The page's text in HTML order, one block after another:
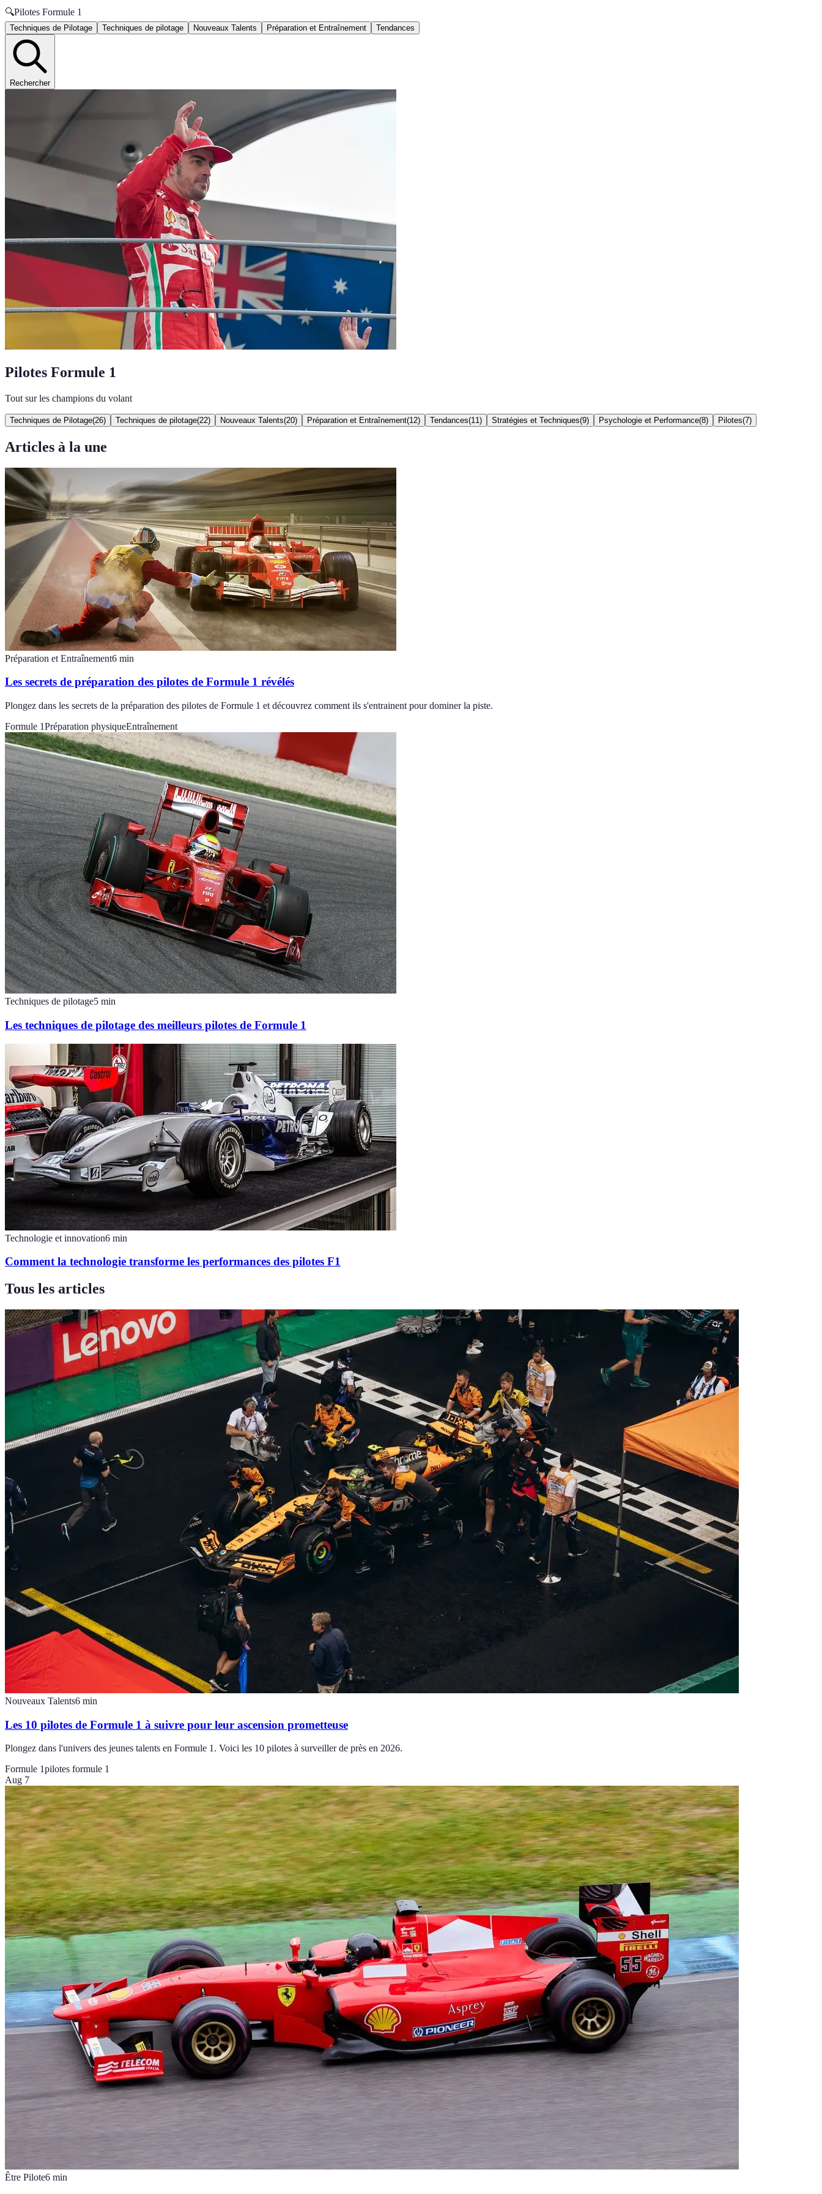
🔍Pilotes Formule 1
Techniques de Pilotage Techniques de pilotage Nouveaux Talents Préparation et Entraînement Tendances
Rechercher
Pilotes Formule 1
Tout sur les champions du volant
Techniques de Pilotage(26) Techniques de pilotage(22) Nouveaux Talents(20) Préparation et Entraînement(12) Tendances(11 ) Stratégies et Techniques(9) Psychologie et Performance(8) Pilotes(7)
Articles à la une
Préparation et Entraînement6 min
Les secrets de préparation des pilotes de Formule 1 révélés
Plongez dans les secrets de la préparation des pilotes de Formule 1 et découvrez comment ils s'entrainent pour dominer la piste.
Formule 1Préparation physiqueEntraînement
Techniques de pilotage5 min
Les techniques de pilotage des meilleurs pilotes de Formule 1
Technologie et innovation6 min
Comment la technologie transforme les performances des pilotes F1
Tous les articles
Nouveaux Talents6 min
Les 10 pilotes de Formule 1 à suivre pour leur ascension prometteuse
Plongez dans l'univers des jeunes talents en Formule 1. Voici les 10 pilotes à surveiller de près en 2026.
Formule 1pilotes formule 1
Aug 7
Être Pilote6 min